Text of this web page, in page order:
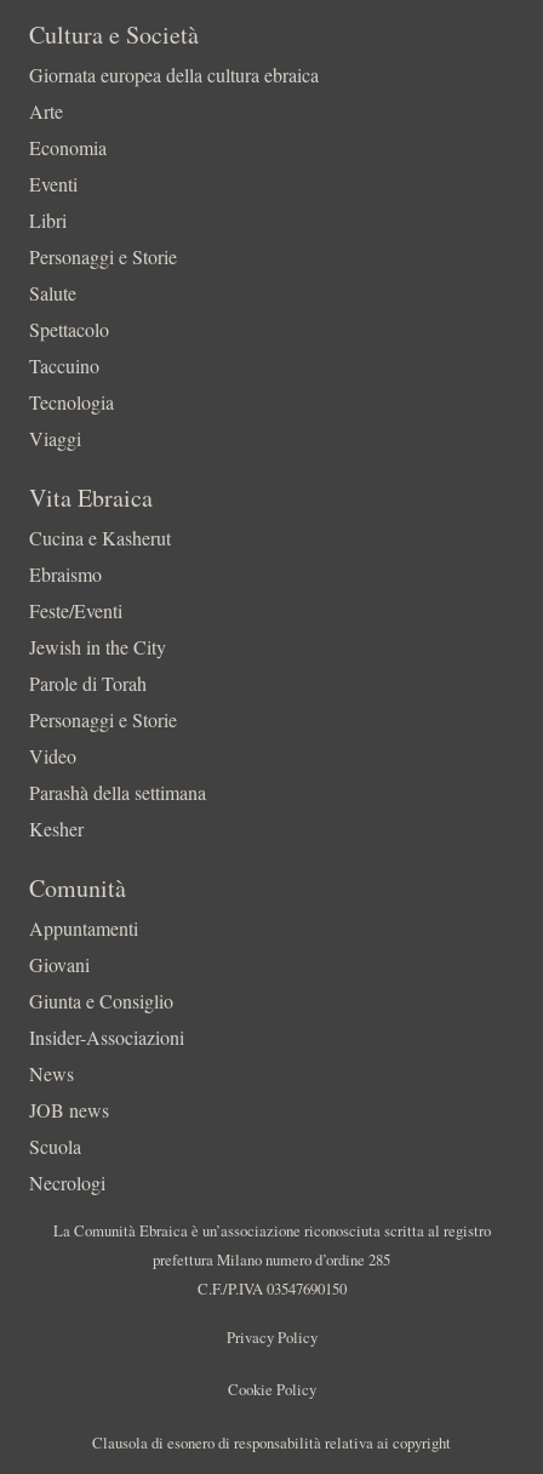
Cultura e Società
Giornata europea della cultura ebraica
Arte
Economia
Eventi
Libri
Personaggi e Storie
Salute
Spettacolo
Taccuino
Tecnologia
Viaggi
Vita Ebraica
Cucina e Kasherut
Ebraismo
Feste/Eventi
Jewish in the City
Parole di Torah
Personaggi e Storie
Video
Parashà della settimana
Kesher
Comunità
Appuntamenti
Giovani
Giunta e Consiglio
Insider-Associazioni
News
JOB news
Scuola
Necrologi
La Comunità Ebraica è un’associazione riconosciuta scritta al registro
prefettura Milano numero d’ordine 285
C.F./P.IVA 03547690150
Privacy Policy
Cookie Policy
Clausola di esonero di responsabilità relativa ai copyright